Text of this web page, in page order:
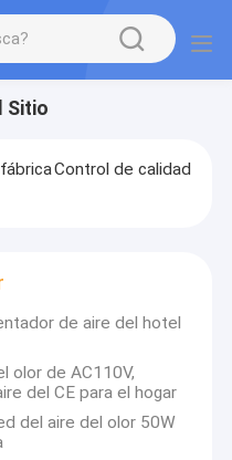
Sitio
Control de calidad
de aire del hotel
olor de AC110V,
del CE para el hogar
del aire del olor 50W